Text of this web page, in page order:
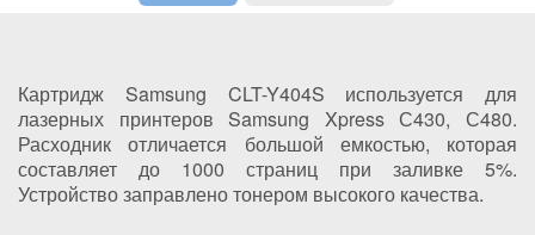
Картридж Samsung CLT-Y404S используется для
лазерных принтеров Samsung Xpress С430, С480.
Расходник отличается большой емкостью, которая
составляет до 1000 страниц при заливке 5%.
Устройство заправлено тонером высокого качества.